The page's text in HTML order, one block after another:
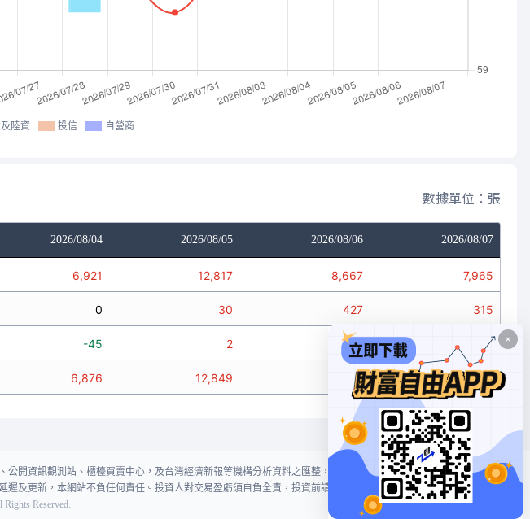
陸資 投信 自營商
數據單位：張
2026/08/04 2026/08/05 2026/08/06 2026/08/07
6,921 12,817 8,667 7,965
0 30 427 315
-45 2 7 186
6,876 12,849 9,101 8,466
公開資訊觀測站、櫃檯買賣中心，及台灣經濟新報等機構分析資料之匯整，本網站對投資人買賣不作任何建議或暗
及更新，本網站不負任何責任。投資人對交易盈虧須自負全責，投資前請謹慎評估風險。
Reserved.